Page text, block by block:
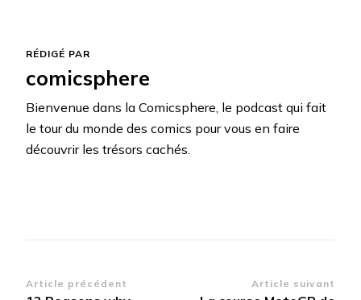
RÉDIGÉ PAR
comicsphere
Bienvenue dans la Comicsphere, le podcast qui fait
le tour du monde des comics pour vous en faire
découvrir les trésors cachés.
Navigation
Article précédent Article suivant